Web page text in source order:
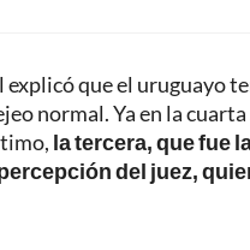
que el uruguayo
normal. Ya en la
la tercera, que fue
del juez,